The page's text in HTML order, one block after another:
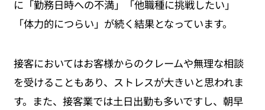
に「勤務日時への不満」「他職種に挑戦したい」
「体力的につらい」が続く結果となっています。
接客においてはお客様からのクレームや無理な相談
を受けることもあり、ストレスが大きいと思われま
す。また、接客業では土日出勤も多いですし、朝早